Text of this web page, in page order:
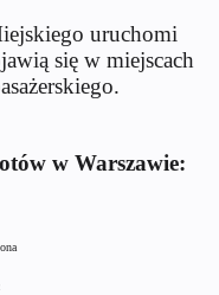
uruchomi
się w miejscach
w Warszawie: